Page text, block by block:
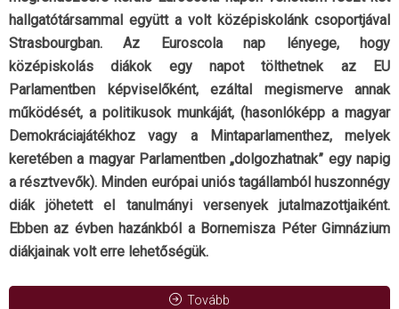
hallgatótársammal együtt a volt középiskolánk csoportjával
Strasbourgban. Az Euroscola nap lényege, hogy
középiskolás diákok egy napot tölthetnek az EU
Parlamentben képviselőként, ezáltal megismerve annak
működését, a politikusok munkáját, (hasonlóképp a magyar
Demokráciajátékhoz vagy a Mintaparlamenthez, melyek
keretében a magyar Parlamentben „dolgozhatnak” egy napig
a résztvevők). Minden európai uniós tagállamból huszonnégy
diák jöhetett el tanulmányi versenyek jutalmazottjaiként.
Ebben az évben hazánkból a Bornemisza Péter Gimnázium
diákjainak volt erre lehetőségük.
Tovább